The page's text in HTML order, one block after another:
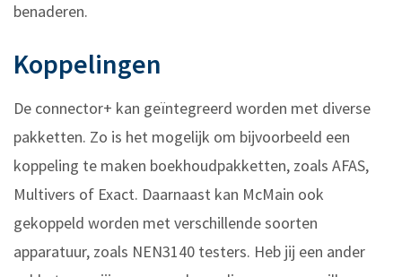
benaderen.
Koppelingen
De connector+ kan geïntegreerd worden met diverse
pakketten. Zo is het mogelijk om bijvoorbeeld een
koppeling te maken boekhoudpakketten, zoals AFAS,
Multivers of Exact. Daarnaast kan McMain ook
gekoppeld worden met verschillende soorten
apparatuur, zoals NEN3140 testers. Heb jij een ander